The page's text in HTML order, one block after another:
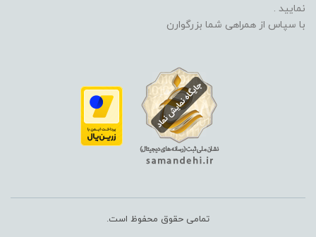
نمایید .
با سپاس از همراهی شما بزرگوارن
تمامی حقوق محفوظ است.